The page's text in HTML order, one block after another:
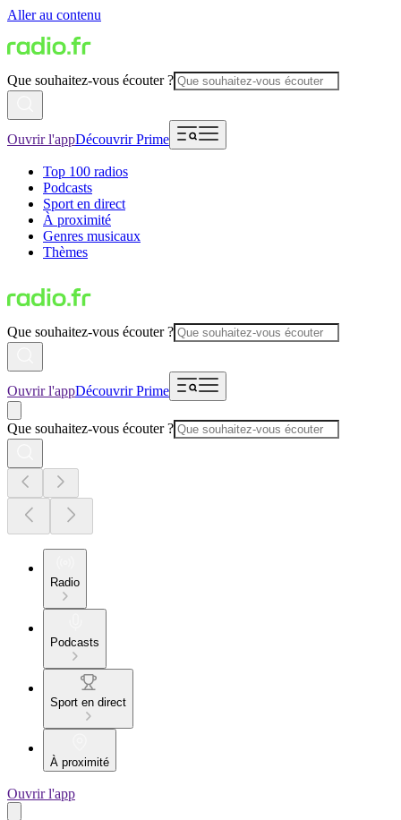
Aller au contenu
Que souhaitez-vous écouter ?
Ouvrir l'appDécouvrir Prime
Top 100 radios
Podcasts
Sport en direct
À proximité
Genres musicaux
Thèmes
Que souhaitez-vous écouter ?
Ouvrir l'appDécouvrir Prime
Que souhaitez-vous écouter ?
Radio
Podcasts
Sport en direct
À proximité
Ouvrir l'app